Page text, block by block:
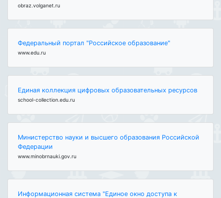
obraz.volganet.ru
Федеральный портал "Российское образование"
www.edu.ru
Единая коллекция цифровых образовательных ресурсов
school-collection.edu.ru
Министерство науки и высшего образования Российской
Федерации
www.minobrnauki.gov.ru
Информационная система "Единое окно доступа к